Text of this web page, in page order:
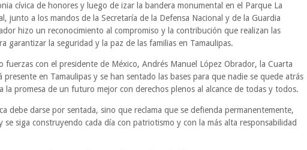
cívica de honores y luego de izar la bandera monumental en el Parque La
junto a los mandos de la Secretaría de la Defensa Nacional y de la Guardia
hizo un reconocimiento al compromiso y la contribución que realizan las
garantizar la seguridad y la paz de las familias en Tamaulipas.
fuerzas con el presidente de México, Andrés Manuel López Obrador, la Cuarta
presente en Tamaulipas y se han sentado las bases para que nadie se quede atrás
la promesa de un futuro mejor con derechos plenos al alcance de todas y todos.
debe darse por sentada, sino que reclama que se defienda permanentemente,
se siga construyendo cada día con patriotismo y con la más alta responsabilidad